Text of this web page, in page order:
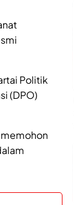
Politik
(DPO)